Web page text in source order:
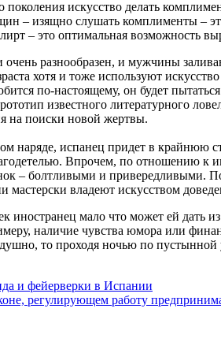
поколения искусство делать
– изящно слушать комплименты –
– это оптимальная возможность
разнообразен, и мужчины
хотя и тоже используют
по-настоящему, он будет
известного литературного
на поиски новой жертвы.
наряде, испанец придет в крайнюю
Впрочем, по отношению к
– болтливыми и привередливыми.
мастерски владеют искусством
иностранец мало что может ей дать
наличие чувства юмора или
то проходя ночью по пустынной
и фейерверки в Испании
регулирующем работу